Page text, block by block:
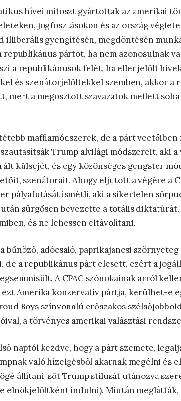
hívei mítoszt gyártottak az amerikai
jogfosztásokon és az ország
illiberális gyengítésén, megdöntésén
republikánus pártot, ha nem azonosulnak
a republikánusok felét, ha ellenjelölt
és szenátorjelöltekkel szemben, akkor a
mert a megosztott szavazatok mellett
maffiamódszerek, de a párt
Trump alvilági módszereit, aki
külsejét, és egy közönséges gengster
szenátorait. Ahogy eljutott a végére a
pályafutását ismétli, aki a sikertelen
sürgősen bevezette a totális
és ne lehessen eltávolítani.
bűnöző, adócsaló, paprikajancsi
de a republikánus párt elesett, ezért a
A CPAC szónokainak arról
Amerika konzervatív pártja, kerülhet-e
Boys színvonalú erőszakos
a törvényes amerikai valásztási
naptól kezdve, hogy a párt szemete,
való hízelgésből akarnak megélni és
állítani, sőt Trump stílusát utánozva
elnökjelöltként indulni). Miután meglátták,